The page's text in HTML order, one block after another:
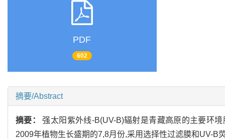
PDF
602
摘要/Abstract
摘要：强太阳紫外线-B(UV-B)辐射是青藏高原的主要环
2009年植物生长盛期的7,8月份,采用选择性过滤膜和UV-B